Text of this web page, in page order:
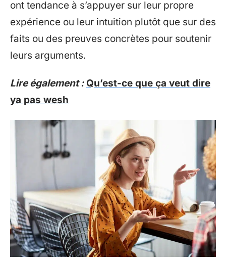
ont tendance à s’appuyer sur leur propre
expérience ou leur intuition plutôt que sur des
faits ou des preuves concrètes pour soutenir
leurs arguments.
Lire également : Qu’est-ce que ça veut dire
ya pas wesh